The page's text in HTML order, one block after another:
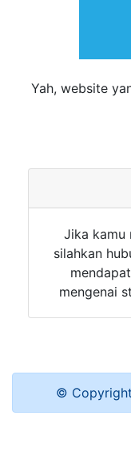
Yah, website
Jika kamu
silahkan
mengenai
© Copyright